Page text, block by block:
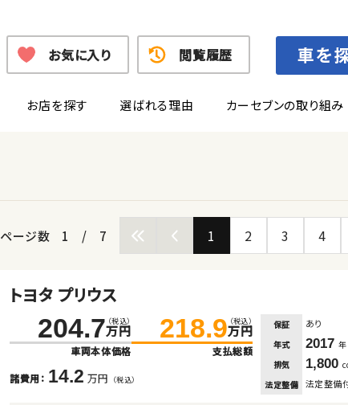
お店を探す 選ばれる理由 カーセブンの取り組み
お気に入り 閲覧履歴
ページ数 1 / 7 1 2 3 4
トヨタ プリウス
204.7 （税込）
万円
車両本体価格
218.9 （税込）
万円
支払総額
諸費用： 14.2 万円 （税込）
保証 あり
年式 2017 年
排気
1,800
法定整備 法定整備